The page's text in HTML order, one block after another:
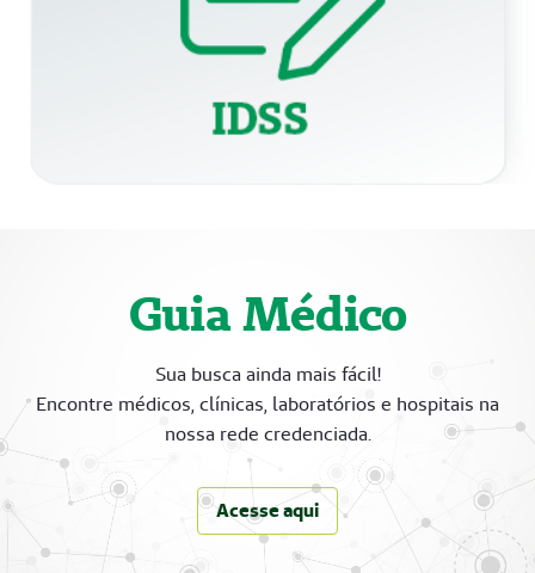
Guia Médico
Sua busca ainda mais fácil!
Encontre médicos, clínicas, laboratórios e hospitais na
nossa rede credenciada.
Acesse aqui